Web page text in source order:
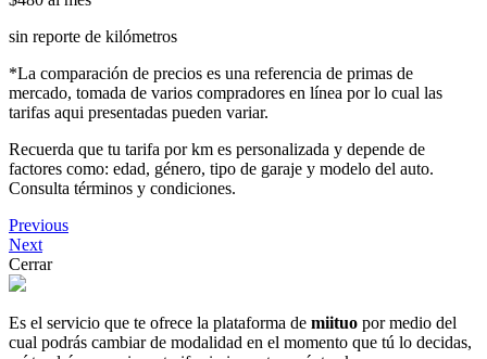
sin reporte de kilómetros
*La comparación de precios es una referencia de primas de
mercado, tomada de varios compradores en línea por lo cual las
tarifas aqui presentadas pueden variar.
Recuerda que tu tarifa por km es personalizada y depende de
factores como: edad, género, tipo de garaje y modelo del auto.
Consulta términos y condiciones.
Previous
Next
Cerrar
Es el servicio que te ofrece la plataforma de miituo por medio del
cual podrás cambiar de modalidad en el momento que tú lo decidas,